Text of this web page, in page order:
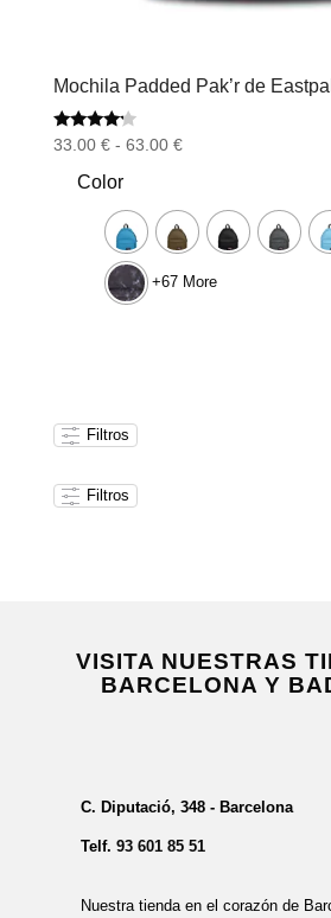
Mochila Padded Pak’r de
Valorado
4.00
de 5
33.00 € - 63.00 €Rango
desde
33.00 €
hasta
Color
+67 More
Filtros
Filtros
VISITA NUESTRAS
BARCELONA Y
C. Diputació, 348 - Barcelona
Telf. 93 601 85 51
Nuestra tienda en el corazón de